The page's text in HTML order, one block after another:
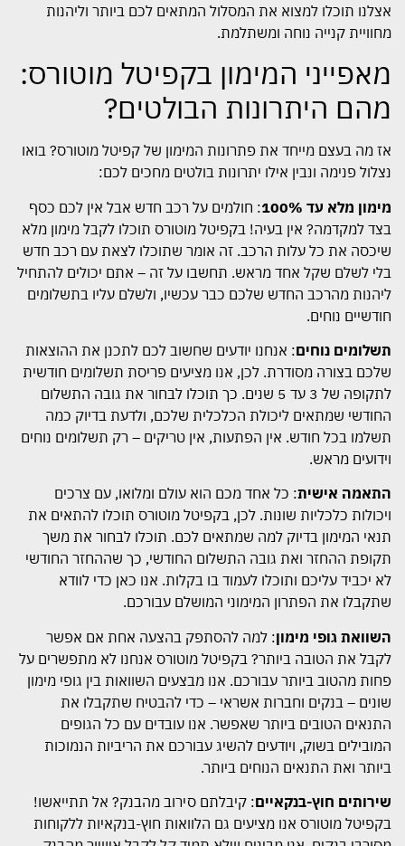
אצלנו תוכלו למצוא את המסלול המתאים לכם ביותר וליהנות
מחוויית קנייה נוחה ומשתלמת.
מאפייני המימון בקפיטל מוטורס:
מהם היתרונות הבולטים?
אז מה בעצם מייחד את פתרונות המימון של קפיטל מוטורס? בואו
נצלול פנימה ונבין אילו יתרונות בולטים מחכים לכם:
מימון מלא עד 100%
: חולמים על רכב חדש אבל אין לכם כסף
בצד למקדמה? אין בעיה! בקפיטל מוטורס תוכלו לקבל מימון מלא
שיכסה את כל עלות הרכב. זה אומר שתוכלו לצאת עם רכב חדש
בלי לשלם שקל אחד מראש. תחשבו על זה – אתם יכולים להתחיל
ליהנות מהרכב החדש שלכם כבר עכשיו, ולשלם עליו בתשלומים
חודשיים נוחים.
תשלומים נוחים: אנחנו יודעים שחשוב לכם לתכנן את ההוצאות
שלכם בצורה מסודרת. לכן, אנו מציעים פריסת תשלומים חודשית
לתקופה של 3 עד 5 שנים. כך תוכלו לבחור את גובה התשלום
החודשי שמתאים ליכולת הכלכלית שלכם, ולדעת בדיוק כמה
תשלמו בכל חודש. אין הפתעות, אין טריקים – רק תשלומים נוחים
וידועים מראש.
התאמה אישית: כל אחד מכם הוא עולם ומלואו, עם צרכים
ויכולות כלכליות שונות. לכן, בקפיטל מוטורס תוכלו להתאים את
תנאי המימון בדיוק למה שמתאים לכם. תוכלו לבחור את משך
תקופת ההחזר ואת גובה התשלום החודשי, כך שההחזר החודשי
לא יכביד עליכם ותוכלו לעמוד בו בקלות. אנו כאן כדי לוודא
שתקבלו את הפתרון המימוני המושלם עבורכם.
השוואת גופי מימון: למה להסתפק בהצעה אחת אם אפשר
לקבל את הטובה ביותר? בקפיטל מוטורס אנחנו לא מתפשרים על
פחות מהטוב ביותר עבורכם. אנו מבצעים השוואות בין גופי מימון
שונים – בנקים וחברות אשראי – כדי להבטיח שתקבלו את
התנאים הטובים ביותר שאפשר. אנו עובדים עם כל הגופים
המובילים בשוק, ויודעים להשיג עבורכם את הריביות הנמוכות
ביותר ואת התנאים הנוחים ביותר.
שירותים חוץ-בנקאיים: קיבלתם סירוב מהבנק? אל תתייאשו!
בקפיטל מוטורס אנו מציעים גם הלוואות חוץ-בנקאיות ללקוחות